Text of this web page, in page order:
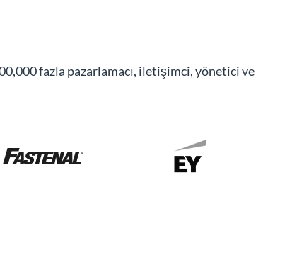
fazla pazarlamacı, iletişimci, yönetici ve